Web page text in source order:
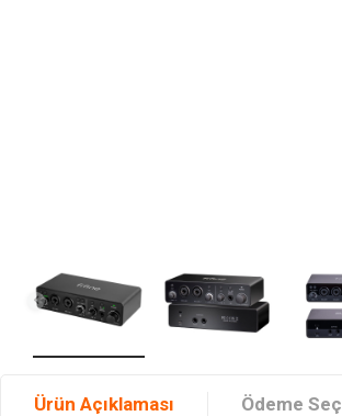
Ürün Açıklaması Ödeme